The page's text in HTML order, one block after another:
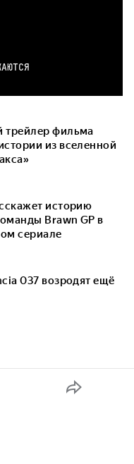
трейлер фильма
из вселенной
историю
Brawn GP в
сериале
037 возродят ещё